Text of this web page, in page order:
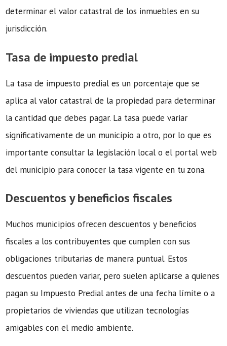
determinar el valor catastral de los inmuebles en su
jurisdicción.
Tasa de impuesto predial
La tasa de impuesto predial es un porcentaje que se
aplica al valor catastral de la propiedad para determinar
la cantidad que debes pagar. La tasa puede variar
significativamente de un municipio a otro, por lo que es
importante consultar la legislación local o el portal web
del municipio para conocer la tasa vigente en tu zona.
Descuentos y beneficios fiscales
Muchos municipios ofrecen descuentos y beneficios
fiscales a los contribuyentes que cumplen con sus
obligaciones tributarias de manera puntual. Estos
descuentos pueden variar, pero suelen aplicarse a quienes
pagan su Impuesto Predial antes de una fecha límite o a
propietarios de viviendas que utilizan tecnologías
amigables con el medio ambiente.